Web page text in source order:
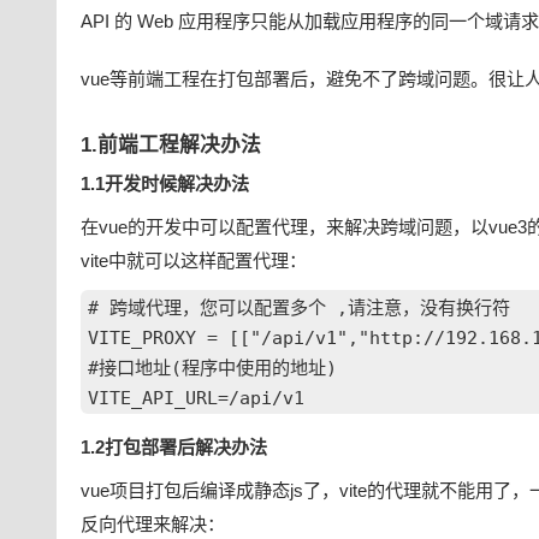
API 的 Web 应用程序只能从加载应用程序的同一个域请
vue等前端工程在打包部署后，避免不了跨域问题。很让
1.前端工程解决办法
1.1开发时候解决办法
在vue的开发中可以配置代理，来解决跨域问题，以vue3
vite中就可以这样配置代理：
# 跨域代理，您可以配置多个 ,请注意，没有换行符
VITE_PROXY = [["/api/v1","http://
#接口地址(程序中使用的地址)
VITE_API_URL=/api/v1
1.2打包部署后解决办法
vue项目打包后编译成静态js了，vite的代理就不能用了
反向代理来解决：